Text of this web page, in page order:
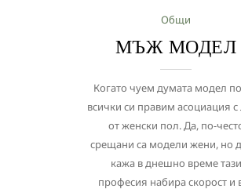
Общи
МЪЖ МОДЕЛ
Когато чуем думата модел
всички си правим асоциация
от женски пол. Да, по-
срещани са модели жени, но
кажа в днешно време тази
професия набира скорост и